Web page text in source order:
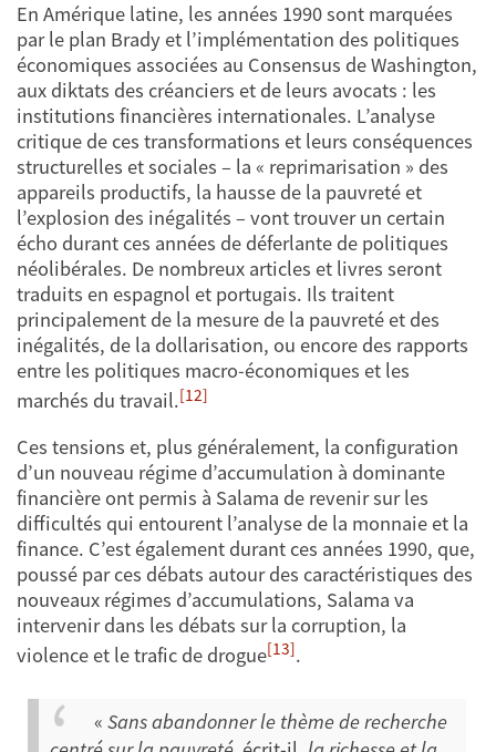
En Amérique latine, les années 1990 sont marquées
par le plan Brady et l’implémentation des politiques
économiques associées au Consensus de Washington,
aux diktats des créanciers et de leurs avocats : les
institutions financières internationales. L’analyse
critique de ces transformations et leurs conséquences
structurelles et sociales – la « reprimarisation » des
appareils productifs, la hausse de la pauvreté et
l’explosion des inégalités – vont trouver un certain
écho durant ces années de déferlante de politiques
néolibérales. De nombreux articles et livres seront
traduits en espagnol et portugais. Ils traitent
principalement de la mesure de la pauvreté et des
inégalités, de la dollarisation, ou encore des rapports
entre les politiques macro-économiques et les
marchés du travail.[12]
Ces tensions et, plus généralement, la configuration
d’un nouveau régime d’accumulation à dominante
financière ont permis à Salama de revenir sur les
difficultés qui entourent l’analyse de la monnaie et la
finance. C’est également durant ces années 1990, que,
poussé par ces débats autour des caractéristiques des
nouveaux régimes d’accumulations, Salama va
intervenir dans les débats sur la corruption, la
violence et le trafic de drogue[13].
«Sans abandonner le thème de recherche